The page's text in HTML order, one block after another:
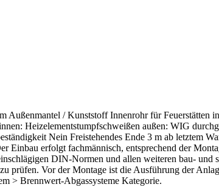
/ Kunststoff Innenrohr für Feuerstätten
Heizelementstumpfschweißen außen: WIG
Nein Freistehendes Ende 3 m ab letztem
erfolgt fachmännisch, entsprechend der
DIN-Normen und allen weiteren bau- und
prüfen. Vor der Montage ist die Ausführung der
> Brennwert-Abgassysteme Kategorie.